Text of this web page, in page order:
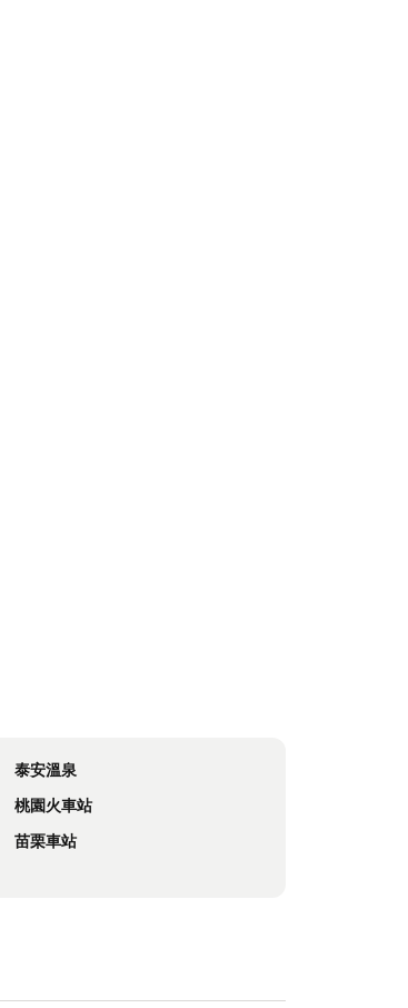
泰安溫泉
桃園火車站
苗栗車站